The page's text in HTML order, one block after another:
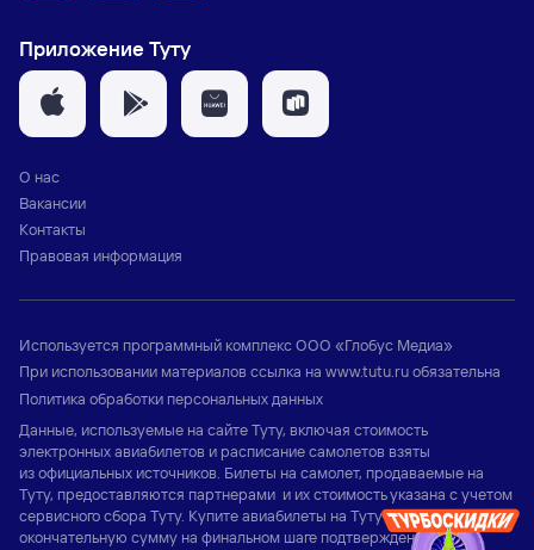
Приложение Туту
О нас
Вакансии
Контакты
Правовая информация
Используется программный комплексООО «Глобус Медиа»
При использовании материалов ссылка на www.tutu.ruобязательна
Политика обработки персональных данных
Данные, используемые на сайте Туту, включая стоимость
электронных авиабилетов и расписание самолетов взяты
из официальных источников. Билеты на самолет, продаваемые на
Туту, предоставляются партнерами и их стоимость указана с учетом
сервисного сбора Туту. Купите авиабилеты на Туту и узнайте
окончательную сумму на финальном шаге подтверждения заказа